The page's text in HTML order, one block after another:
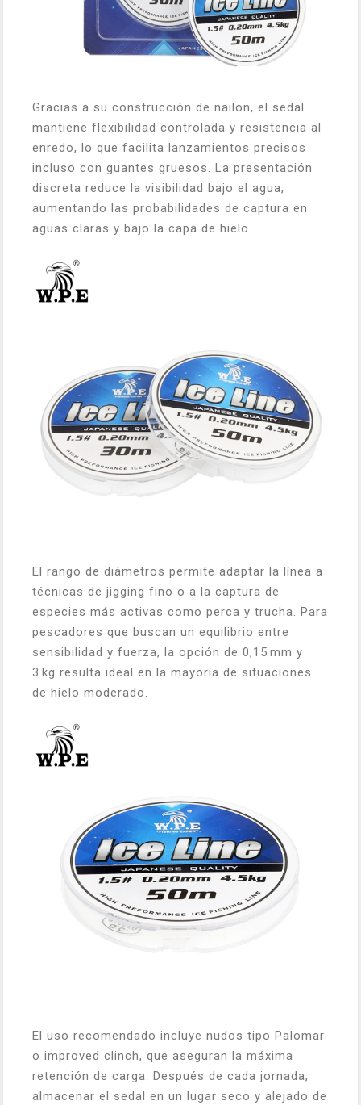
Gracias a su construcción de nailon, el sedal
mantiene flexibilidad controlada y resistencia al
enredo, lo que facilita lanzamientos precisos
incluso con guantes gruesos. La presentación
discreta reduce la visibilidad bajo el agua,
aumentando las probabilidades de captura en
aguas claras y bajo la capa de hielo.
El rango de diámetros permite adaptar la línea a
técnicas de jigging fino o a la captura de
especies más activas como perca y trucha. Para
pescadores que buscan un equilibrio entre
sensibilidad y fuerza, la opción de 0,15 mm y
3 kg resulta ideal en la mayoría de situaciones
de hielo moderado.
El uso recomendado incluye nudos tipo Palomar
o improved clinch, que aseguran la máxima
retención de carga. Después de cada jornada,
almacenar el sedal en un lugar seco y alejado de